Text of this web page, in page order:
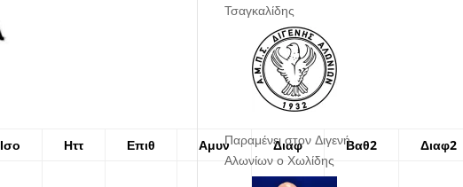
Ισο Ηττ Επιθ Αμυν Διαφ Βαθ2 Διαφ2
Τσαγκαλίδης
Παραμένει στον Διγενή
Αλωνίων ο Χωλίδης